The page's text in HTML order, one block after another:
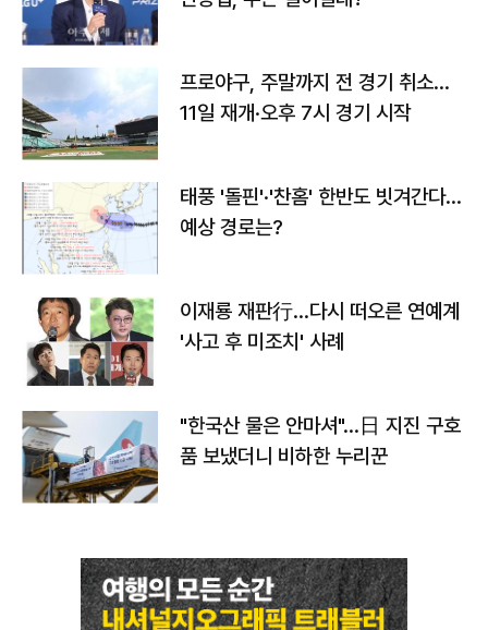
프로야구, 주말까지 전 경기 취소…
11일 재개·오후 7시 경기 시작
태풍 '돌핀'·'찬홈' 한반도 빗겨간다…
예상 경로는?
이재룡 재판行…다시 떠오른 연예계
'사고 후 미조치' 사례
"한국산 물은 안마셔"…日 지진 구호
품 보냈더니 비하한 누리꾼